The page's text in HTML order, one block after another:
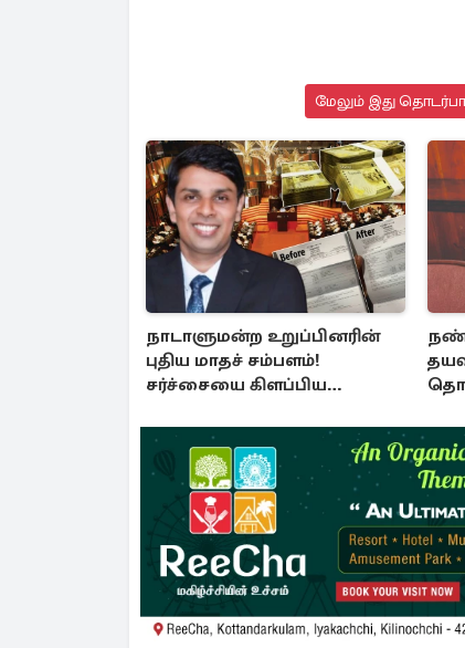
மேலும் இது
நாடாளுமன்ற உறுப்பினரின்
புதிய மாதச் சம்பளம்!
சர்ச்சையை கிளப்பிய